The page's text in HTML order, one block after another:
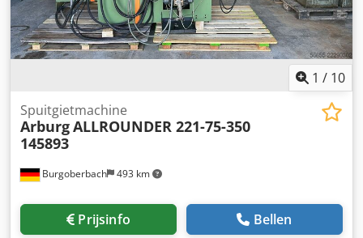
1 / 10
Burgoberbach 493 km
Spuitgietmachine
ArburgALLROUNDER 221-75-350
145893
Prijsinfo Bellen